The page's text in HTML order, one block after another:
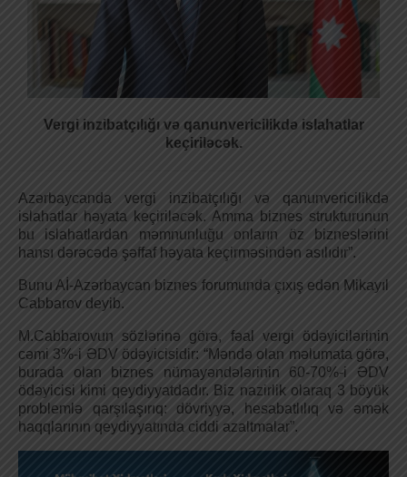
Vergi inzibatçılığı və qanunvericilikdə islahatlar
keçiriləcək.
Azərbaycanda vergi inzibatçılığı və qanunvericilikdə
islahatlar həyata keçiriləcək. Amma biznes strukturunun
bu islahatlardan məmnunluğu onların öz bizneslərini
hansı dərəcədə şəffaf həyata keçirməsindən asılıdır”.
Bunu Aİ-Azərbaycan biznes forumunda çıxış edən Mikayıl
Cabbarov deyib.
M.Cabbarovun sözlərinə görə, fəal vergi ödəyicilərinin
cəmi 3%-i ƏDV ödəyicisidir: “Məndə olan məlumata görə,
burada olan biznes nümayəndələrinin 60-70%-i ƏDV
ödəyicisi kimi qeydiyyatdadır. Biz nazirlik olaraq 3 böyük
problemlə qarşılaşırıq: dövriyyə, hesabatlılıq və əmək
haqqlarının qeydiyyatında ciddi azaltmalar”.